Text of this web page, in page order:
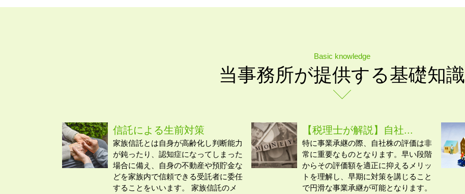
Basic knowledge
当事務所が提供する基礎知識
信託による生前対策
家族信託とは自身が高齢化し判断能力
が鈍ったり、認知症になってしまった
場合に備え、自身の不動産や預貯金な
どを家族内で信頼できる受託者に委任
することをいいます。 家族信託のメ
【税理士が解説】自社...
特に事業承継の際、自社株の評価は非
常に重要なものとなります。早い段階
からその評価額を適正に抑えるメリッ
トを理解し、早期に対策を講じること
で円滑な事業承継が可能となります。